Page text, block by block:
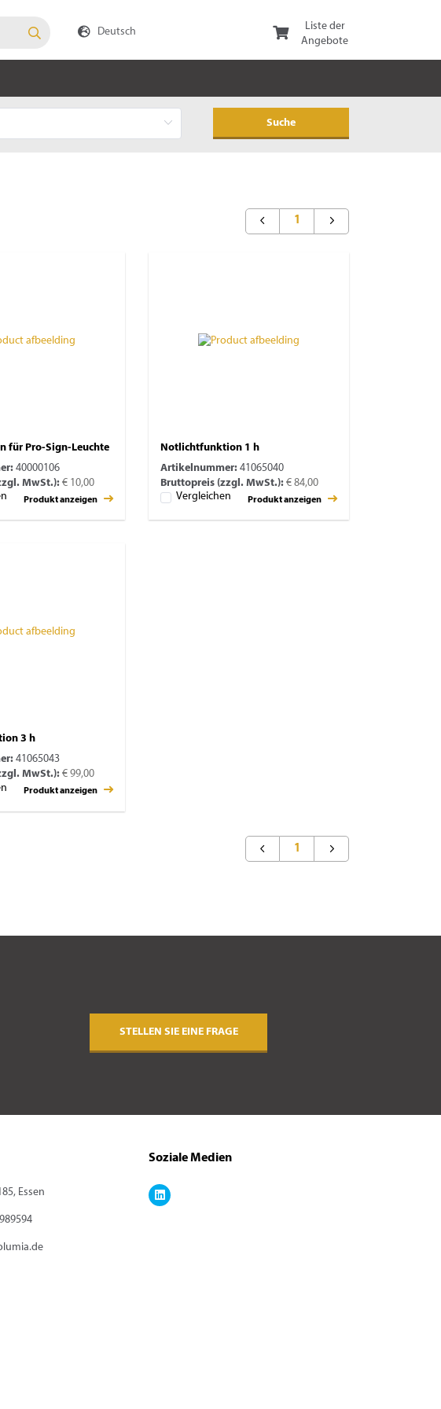
Liste der
Angebote
1
für Pro-Sign-Leuchte
40000106
MwSt.):€ 10,00
Produkt anzeigen
Notlichtfunktion 1 h
Artikelnummer: 41065040
Bruttopreis (zzgl. MwSt.): € 84,00
Vergleichen
Produkt anzeigen
3 h
41065043
MwSt.):€ 99,00
Produkt anzeigen
1
STELLEN SIE EINE FRAGE
Essen
Soziale Medien